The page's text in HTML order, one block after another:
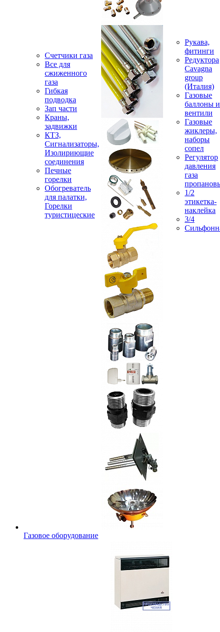
Счетчики газа
Все для
сжиженного
газа
Гибкая
подводка
Зап части
Краны,
задвижки
КТЗ,
Сигнализаторы,
Изолириющие
соединения
Печные
горелки
Обогреватель
для палатки,
Горелки
туристицеские
Рукава,
фитинги
Редуктора
Cavagna
group
(Италия)
Газовые
баллоны и
вентили
Газовые
жиклеры,
наборы
сопел
Регулятор
давления
газа
1/2
этикетка-
наклейка
3/4
Газовое оборудование